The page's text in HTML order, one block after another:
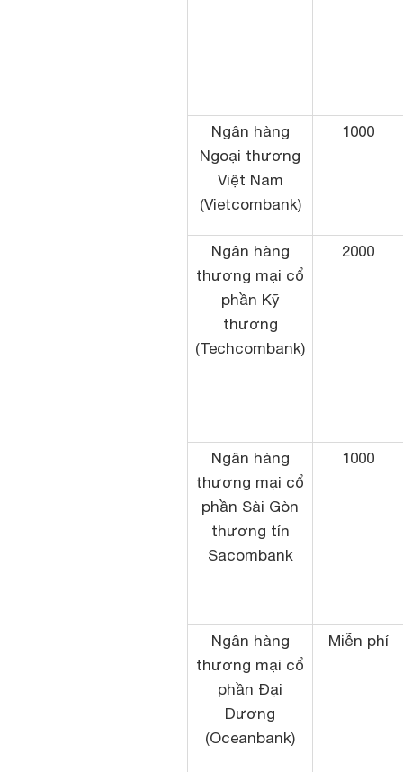
Ngân hàng
Ngoại thương
Việt Nam
(Vietcombank)
1000
Ngân hàng
thương mại cổ
phần Kỹ
thương
(Techcombank)
2000
Ngân hàng
thương mại cổ
phần Sài Gòn
thương tín
Sacombank
1000
Ngân hàng
thương mại cổ
phần Đại
Dương
(Oceanbank)
Miễn phí